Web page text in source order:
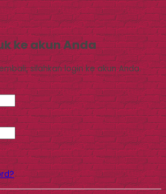
ke akun Anda
silahkan login ke akun Anda.